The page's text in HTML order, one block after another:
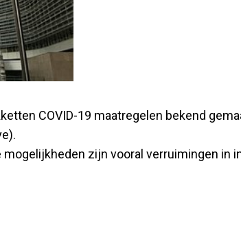
COVID-19 maatregelen bekend
zijn vooral verruimingen in